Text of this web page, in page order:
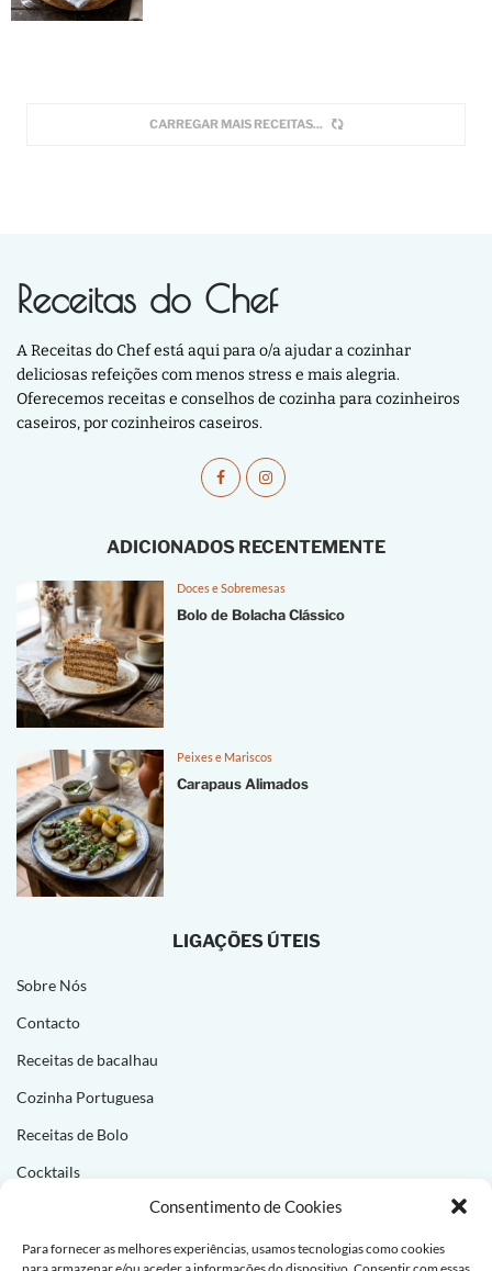
Consentimento de Cookies
Para fornecer as melhores experiências, usamos tecnologias como cookies
CARREGAR MAIS RECEITAS
Receitas do Chef
A Receitas do Chef está aqui para o/a ajudar a cozinhar
deliciosas refeições com menos stress e mais alegria.
Oferecemos receitas e conselhos de cozinha para cozinheiros
caseiros, por cozinheiros caseiros.
ADICIONADOS RECENTEMENTE
Doces e Sobremesas
Bolo de Bolacha Clássico
Peixes e Mariscos
Carapaus Alimados
LIGAÇÕES ÚTEIS
Sobre Nós
Contacto
Receitas de bacalhau
Cozinha Portuguesa
Receitas de Bolo
Cocktails